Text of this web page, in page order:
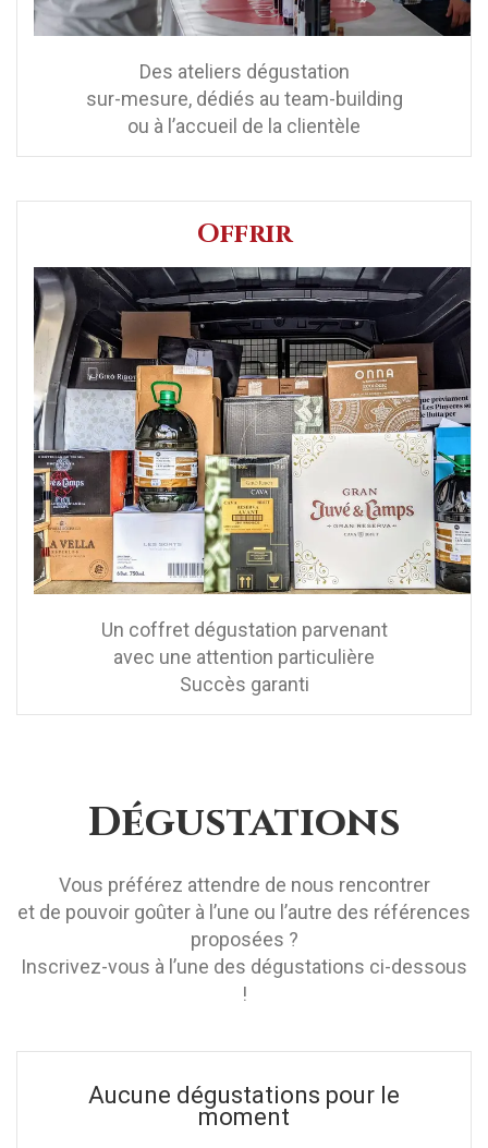
Des ateliers dégustation
sur-mesure, dédiés au team-building
ou à l’accueil de la clientèle
Offrir
Un coffret dégustation parvenant
avec une attention particulière
Succès garanti
Dégustations
Vous préférez attendre de nous rencontrer
et de pouvoir goûter à l’une ou l’autre des références
proposées ?
Inscrivez-vous à l’une des dégustations ci-dessous
!
Aucune dégustations pour le
moment